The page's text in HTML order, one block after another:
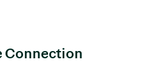
Connection